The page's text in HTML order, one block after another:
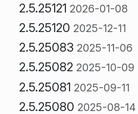
2.5.25121 2026-01-08
2.5.25120 2025-12-11
2.5.25083 2025-11-06
2.5.25082 2025-10-09
2.5.25081 2025-09-11
2.5.25080 2025-08-14